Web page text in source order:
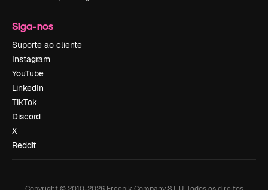
Siga-nos
Suporte ao cliente
Instagram
YouTube
LinkedIn
TikTok
Discord
X
Reddit